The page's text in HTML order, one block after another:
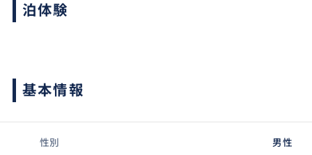
泊体験
基本情報
性別 男性